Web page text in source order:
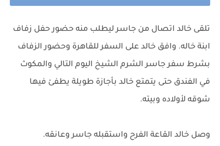
تلقى خالد اتصال من جاسر ليطلب منه حضور حفل زفاف
ابنة خاله. وافق خالد على السفر للقاهرة وحضور الزفاف
بشرط سفر جاسر الشرم الشيخ اليوم التالي والمكوث
في الفندق حتى يتمتع خالد بأجازة طويلة يطفئ فيها
شوقه لأولاده وبيته.
وصل خالد القاعة الفرح واستقبله جاسر وعانقه.